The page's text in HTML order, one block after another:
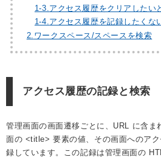
1-3. アクセス履歴をクリアしたい
1-4.アクセス履歴を記録したくな
2. ワークスペース/スペースを検索
アクセス履歴の記録と検索
管理画面の画面遷移ごとに、URL に含ま
面の <title> 要素の値、その画面へのア
録しています。この記録は管理画面の